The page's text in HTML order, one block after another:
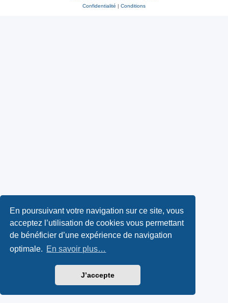
En poursuivant votre navigation sur ce site, vous
acceptez l’utilisation de cookies vous permettant
de bénéficier d’une expérience de navigation
optimale. En savoir plus…
J’accepte
Confidentialité | Conditions